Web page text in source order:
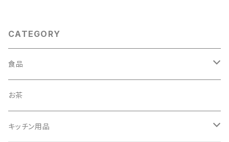
CATEGORY
食品
調味料
油
パスタ
お茶
キッチン用品